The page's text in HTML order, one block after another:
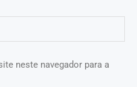
neste navegador para a